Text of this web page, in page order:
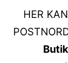
HER